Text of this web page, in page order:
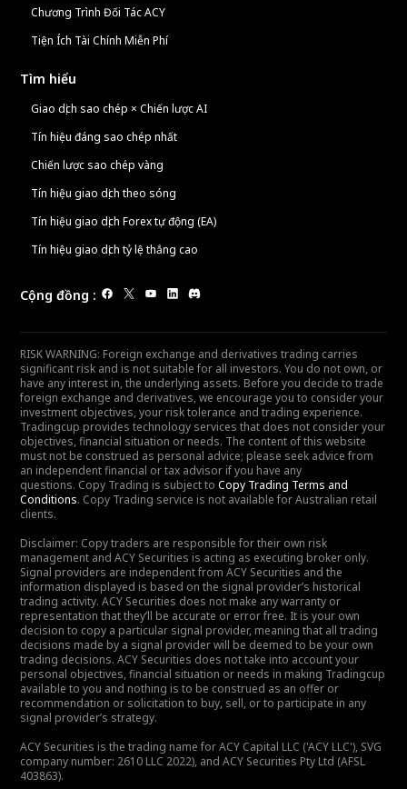
Chương Trình Đối Tác ACY
Tiện Ích Tài Chính Miễn Phí
Tìm hiểu
Giao dịch sao chép × Chiến lược AI
Tín hiệu đáng sao chép nhất
Chiến lược sao chép vàng
Tín hiệu giao dịch theo sóng
Tín hiệu giao dịch Forex tự động (EA)
Tín hiệu giao dịch tỷ lệ thắng cao
Cộng đồng :
RISK WARNING: Foreign exchange and derivatives trading carries
significant risk and is not suitable for all investors. You do not own, or
have any interest in, the underlying assets. Before you decide to trade
foreign exchange and derivatives, we encourage you to consider your
investment objectives, your risk tolerance and trading experience.
Tradingcup provides technology services that does not consider your
objectives, financial situation or needs. The content of this website
must not be construed as personal advice; please seek advice from
an independent financial or tax advisor if you have any
questions. Copy Trading is subject to Copy Trading Terms and
Conditions. Copy Trading service is not available for Australian retail
clients.
Disclaimer: Copy traders are responsible for their own risk
management and ACY Securities is acting as executing broker only.
Signal providers are independent from ACY Securities and the
information displayed is based on the signal provider’s historical
trading activity. ACY Securities does not make any warranty or
representation that they’ll be accurate or error free. It is your own
decision to copy a particular signal provider, meaning that all trading
decisions made by a signal provider will be deemed to be your own
trading decisions. ACY Securities does not take into account your
personal objectives, financial situation or needs in making Tradingcup
available to you and nothing is to be construed as an offer or
recommendation or solicitation to buy, sell, or to participate in any
signal provider’s strategy.
ACY Securities is the trading name for ACY Capital LLC ('ACY LLC'), SVG
company number: 2610 LLC 2022), and ACY Securities Pty Ltd (AFSL
403863).